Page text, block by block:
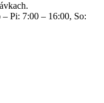
Pi: 7:00 – 16:00, So: